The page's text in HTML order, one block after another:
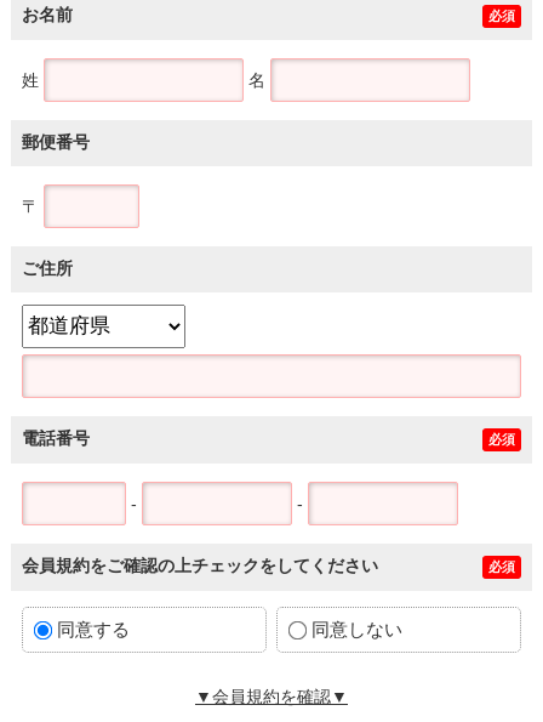
お名前 必須
姓 名
郵便番号
〒
ご住所
電話番号 必須
- -
会員規約をご確認の上チェックをしてください 必須
同意する 同意しない
▼会員規約を確認▼